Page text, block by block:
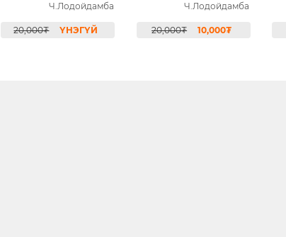
Ч.Лодойдамба
20,000₮ ҮНЭГҮЙ
Ч.Лодойдамба
20,000₮ 10,000₮